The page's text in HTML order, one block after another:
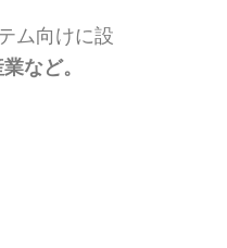
ム向けに設
など。